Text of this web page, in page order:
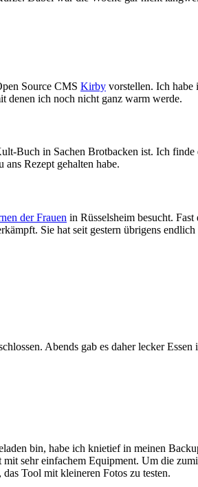
Source CMS Kirby vorstellen. Ich
denen ich noch nicht ganz warm werde.
Buch in Sachen Brotbacken ist. Ich
Rezept gehalten habe.
der Frauen in Rüsselsheim besucht.
Sie hat seit gestern übrigens
Abends gab es daher lecker Essen
bin, habe ich knietief in meinen
sehr einfachem Equipment. Um die
Tool mit kleineren Fotos zu testen.